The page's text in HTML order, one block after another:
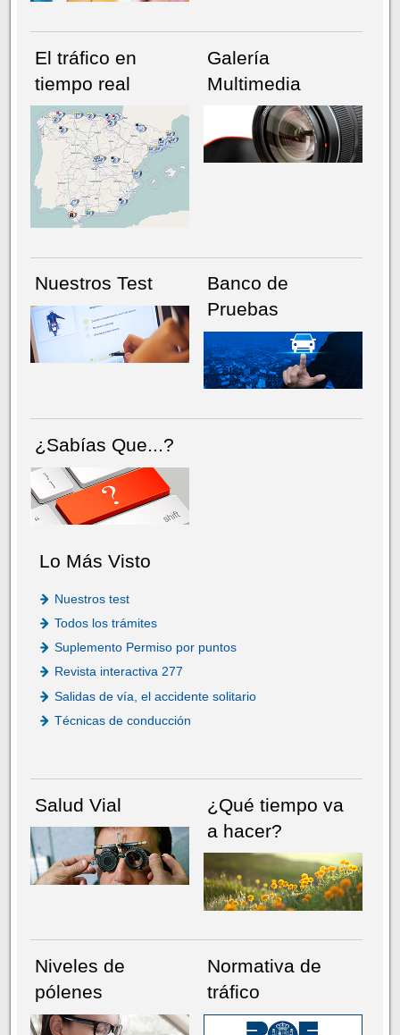
NÚMERO ACTUALHEMEROTECA
El tráfico en
tiempo real
Galería
Multimedia
Nuestros Test
Banco de
Pruebas
¿Sabías Que...?
Lo Más Visto
Nuestros test
Todos los trámites
Suplemento Permiso por puntos
Revista interactiva 277
Salidas de vía, el accidente solitario
Técnicas de conducción
Salud Vial
¿Qué tiempo va
a hacer?
Niveles de
pólenes
Normativa de
tráfico